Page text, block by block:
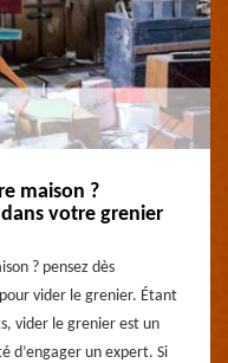
maison ?
votre grenier
? pensez dès
vider le grenier. Étant
vider le grenier est un
d’engager un expert. Si